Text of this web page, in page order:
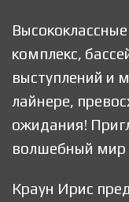
комплекс,
выступлений и
лайнере,
ожидания!
волшебный мир
Краун Ирис